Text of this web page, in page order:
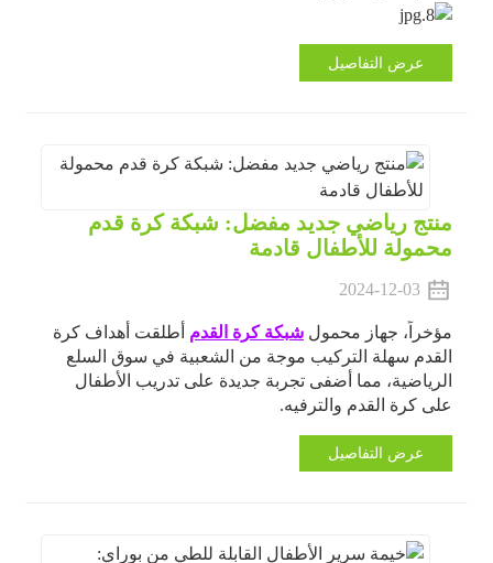
عرض التفاصيل
منتج رياضي جديد مفضل: شبكة كرة قدم
محمولة للأطفال قادمة
2024-12-03
مؤخراً، جهاز محمول شبكة كرة القدم أطلقت أهداف كرة
القدم سهلة التركيب موجة من الشعبية في سوق السلع
الرياضية، مما أضفى تجربة جديدة على تدريب الأطفال
على كرة القدم والترفيه.
عرض التفاصيل